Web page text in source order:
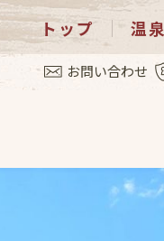
トップ 温泉
お問い合わせ
2021.10.5